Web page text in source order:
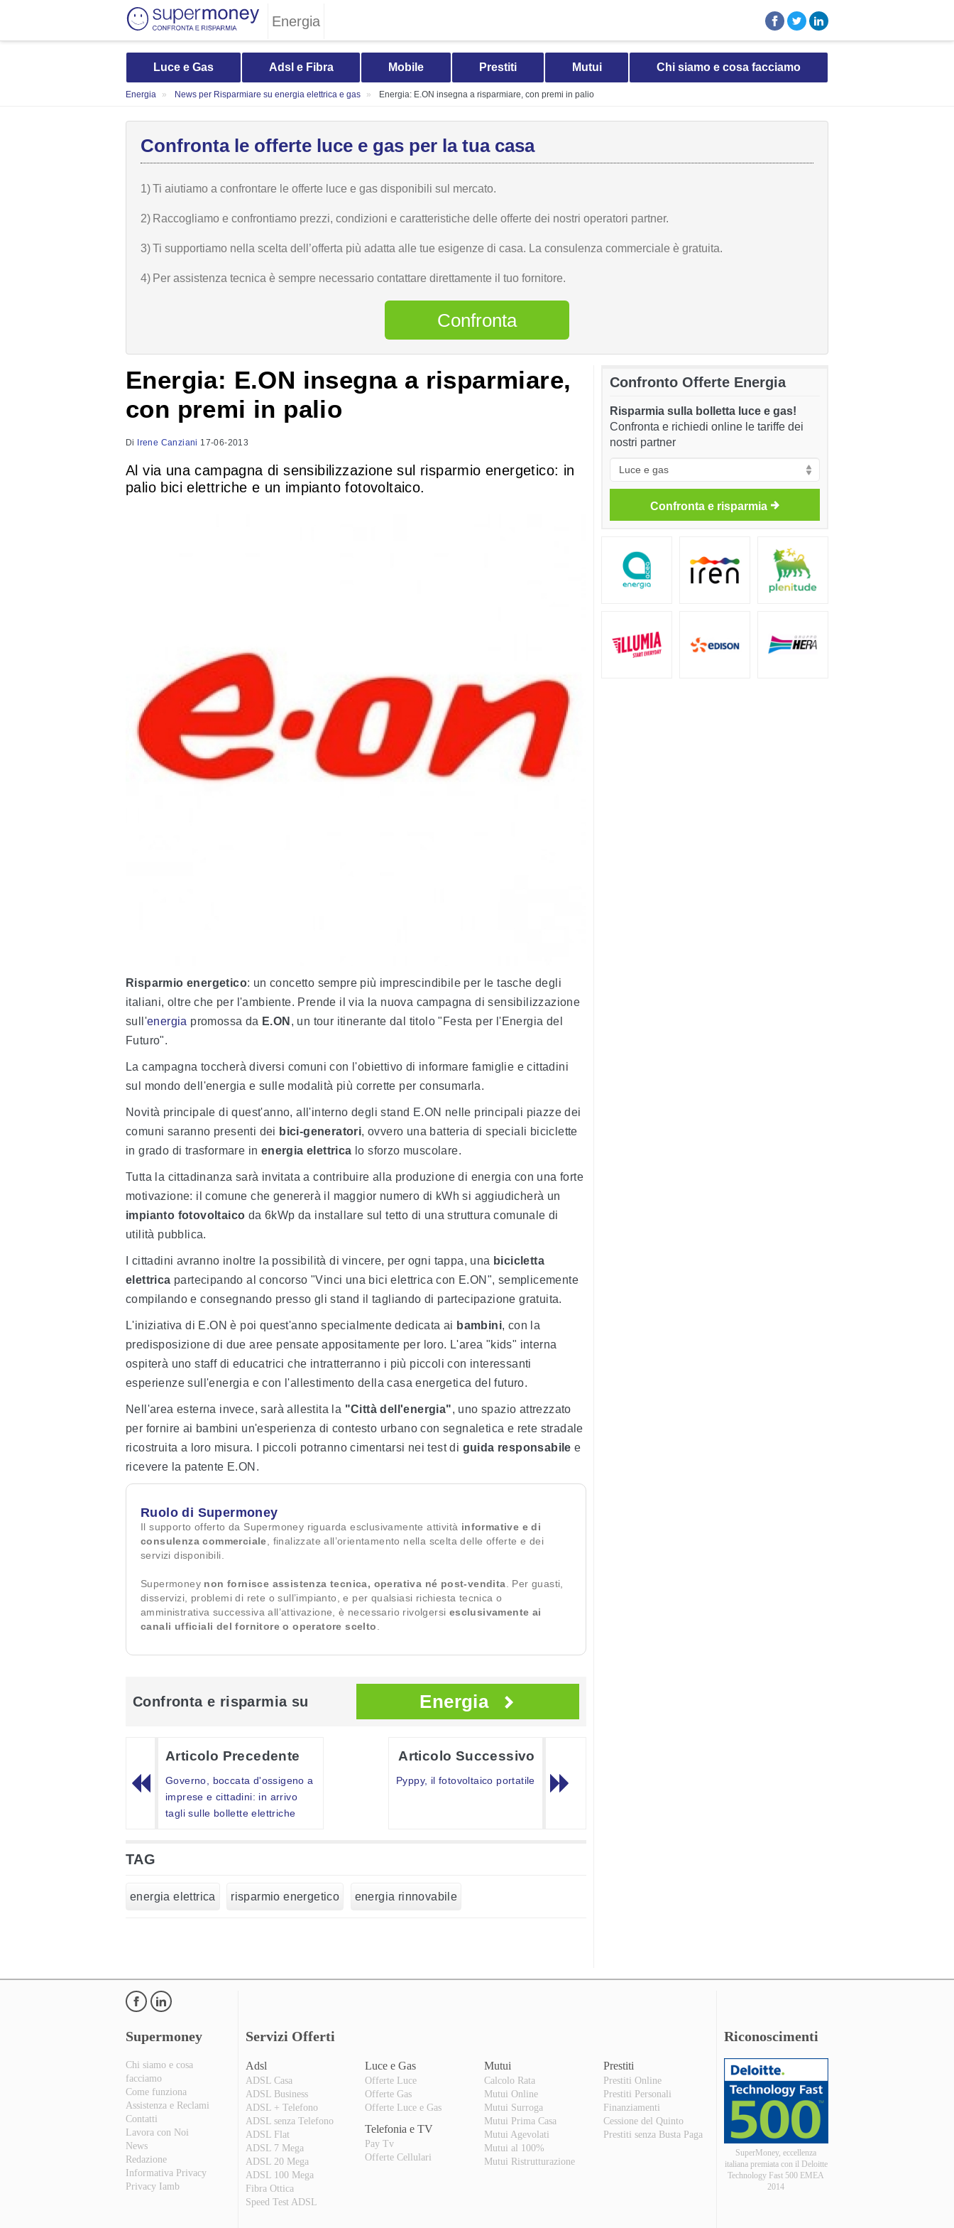
Energia
Luce e Gas Adsl e Fibra Mobile Prestiti Mutui Chi siamo e cosa facciamo
Energia News per Risparmiare su energia elettrica e gas Energia: E.ON insegna a risparmiare, con premi in palio
Confronta le offerte luce e gas per la tua casa
1)Ti aiutiamo a confrontare le offerte luce e gas disponibili sul mercato.
2) Raccogliamo e confrontiamo prezzi, condizioni e caratteristiche delle offerte dei nostri operatori partner.
3)Ti supportiamo nella scelta dell’offerta più adatta alle tue esigenze di casa. La consulenza commerciale è gratuita.
4) Per assistenza tecnica è sempre necessario contattare direttamente il tuo fornitore.
Confronta
Energia: E.ON insegna a risparmiare,
con premi in palio
Di Irene Canziani 17-06-2013
Al via una campagna di sensibilizzazione sul risparmio energetico: in
palio bici elettriche e un impianto fotovoltaico.
Risparmio energetico: un concetto sempre più imprescindibile per le tasche degli
italiani, oltre che per l'ambiente. Prende il via la nuova campagna di sensibilizzazione
sull'energia promossa da E.ON , un tour itinerante dal titolo "Festa per l'Energia del
Futuro".
La campagna toccherà diversi comuni con l'obiettivo di informare famiglie e cittadini
sul mondo dell'energia e sulle modalità più corrette per consumarla.
Novità principale di quest'anno, all'interno degli stand E.ON nelle principali piazze dei
comuni saranno presenti dei bici-generatori, ovvero una batteria di speciali biciclette
in grado di trasformare in energia elettrica lo sforzo muscolare.
Tutta la cittadinanza sarà invitata a contribuire alla produzione di energia con una forte
motivazione: il comune che genererà il maggior numero di kWh si aggiudicherà un
impianto fotovoltaico da 6kWp da installare sul tetto di una struttura comunale di
utilità pubblica.
I cittadini avranno inoltre la possibilità di vincere, per ogni tappa, una bicicletta
elettrica partecipando al concorso "Vinci una bici elettrica con E.ON", semplicemente
compilando e consegnando presso gli stand il tagliando di partecipazione gratuita.
L'iniziativa di E.ON è poi quest'anno specialmente dedicata ai bambini, con la
predisposizione di due aree pensate appositamente per loro. L'area "kids" interna
ospiterà uno staff di educatrici che intratterranno i più piccoli con interessanti
esperienze sull'energia e con l'allestimento della casa energetica del futuro.
Nell'area esterna invece, sarà allestita la "Città dell'energia", uno spazio attrezzato
per fornire ai bambini un'esperienza di contesto urbano con segnaletica e rete stradale
ricostruita a loro misura. I piccoli potranno cimentarsi nei test di guida responsabile e
ricevere la patente E.ON.
Ruolo di Supermoney
Il supporto offerto da Supermoney riguarda esclusivamente attività informative e di
consulenza commerciale , finalizzate all’orientamento nella scelta delle offerte e dei
servizi disponibili.
Supermoney non fornisce assistenza tecnica, operativa né post-vendita . Per guasti,
disservizi, problemi di rete o sull’impianto, e per qualsiasi richiesta tecnica o
amministrativa successiva all’attivazione, è necessario rivolgersi esclusivamente ai
canali ufficiali del fornitore o operatore scelto
Confronta e risparmia su Energia
Articolo Precedente
Governo, boccata d'ossigeno a
imprese e cittadini: in arrivo
tagli sulle bollette elettriche
Articolo Successivo
Pyppy, il fotovoltaico portatile
TAG
energia elettrica risparmio energetico energia rinnovabile
Confronto Offerte Energia
Risparmia sulla bolletta luce e gas!
Confronta e richiedi online le tariffe dei
nostri partner
Confronta e risparmia
Supermoney
Chi siamo e cosa
facciamo
Come funziona
Assistenza e Reclami
Contatti
Lavora con Noi
News
Redazione
Informativa Privacy
Privacy Iamb
Servizi Offerti
Adsl
ADSL Casa
ADSL Business
ADSL + Telefono
ADSL senza Telefono
ADSL Flat
ADSL 7 Mega
ADSL 20 Mega
ADSL 100 Mega
Fibra Ottica
Speed Test ADSL
Luce e Gas
Offerte Luce
Offerte Gas
Offerte Luce e Gas
Telefonia e TV
Pay Tv
Offerte Cellulari
Mutui
Calcolo Rata
Mutui Online
Mutui Surroga
Mutui Prima Casa
Mutui Agevolati
Mutui al 100%
Mutui Ristrutturazione
Prestiti
Prestiti Online
Prestiti Personali
Finanziamenti
Cessione del Quinto
Prestiti senza Busta Paga
Riconoscimenti
SuperMoney, eccellenza
italiana premiata con il Deloitte
Technology Fast 500 EMEA
2014